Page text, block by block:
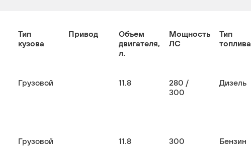
Тип
кузова
Привод
Объем
двигателя,
л.
Мощность
ЛС
Тип
топлива
Грузовой 11.8
280 /
300
Дизель
Грузовой 11.8 300 Бензин